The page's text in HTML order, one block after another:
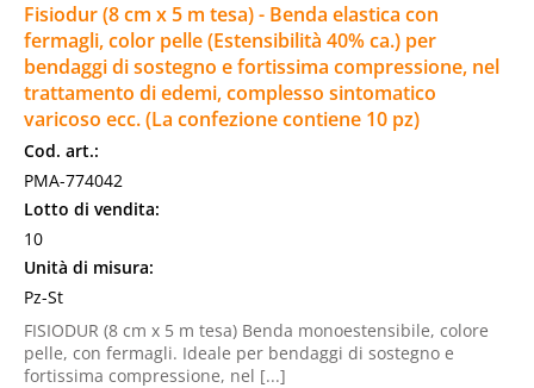
Fisiodur (8 cm x 5 m tesa) - Benda elastica con
fermagli, color pelle (Estensibilità 40% ca.) per
bendaggi di sostegno e fortissima compressione, nel
trattamento di edemi, complesso sintomatico
varicoso ecc. (La confezione contiene 10 pz)
Cod. art.:
PMA-774042
Lotto di vendita:
10
Unità di misura:
Pz-St
FISIODUR (8 cm x 5 m tesa) Benda monoestensibile, colore
pelle, con fermagli. Ideale per bendaggi di sostegno e
fortissima compressione, nel [...]